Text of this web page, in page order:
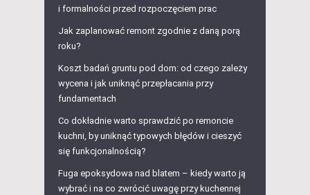
i formalności przed rozpoczęciem prac
Jak zaplanować remont zgodnie z daną porą
roku?
Koszt badań gruntu pod dom: od czego zależy
wycena i jak uniknąć przepłacania przy
fundamentach
Co dokładnie warto sprawdzić po remoncie
kuchni, by uniknąć typowych błędów i cieszyć
się funkcjonalnością?
Fuga epoksydowa nad blatem – kiedy warto ją
wybrać i na co zwrócić uwagę przy kuchennej